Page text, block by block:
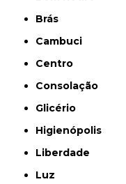
Brás
Cambuci
Centro
Consolação
Glicério
Higienópolis
Liberdade
Luz